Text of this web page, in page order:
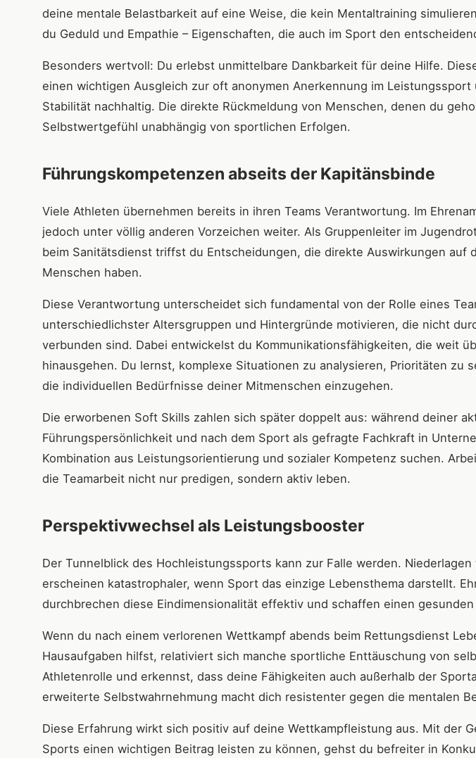
deine mentale Belastbarkeit auf eine Weise, die kein Mentaltraining
du Geduld und Empathie – Eigenschaften, die auch im Sport den
Besonders wertvoll: Du erlebst unmittelbare Dankbarkeit für deine Hilfe.
einen wichtigen Ausgleich zur oft anonymen Anerkennung im
Stabilität nachhaltig. Die direkte Rückmeldung von Menschen, denen du
Selbstwertgefühl unabhängig von sportlichen Erfolgen.
Führungskompetenzen abseits der Kapitänsbinde
Viele Athleten übernehmen bereits in ihren Teams Verantwortung. Im
jedoch unter völlig anderen Vorzeichen weiter. Als Gruppenleiter im
beim Sanitätsdienst triffst du Entscheidungen, die direkte Auswirkungen auf
Menschen haben.
Diese Verantwortung unterscheidet sich fundamental von der Rolle eines
unterschiedlichster Altersgruppen und Hintergründe motivieren, die nicht
verbunden sind. Dabei entwickelst du Kommunikationsfähigkeiten, die weit
hinausgehen. Du lernst, komplexe Situationen zu analysieren, Prioritäten zu
die individuellen Bedürfnisse deiner Mitmenschen einzugehen.
Die erworbenen Soft Skills zahlen sich später doppelt aus: während deiner
Führungspersönlichkeit und nach dem Sport als gefragte Fachkraft in
Kombination aus Leistungsorientierung und sozialer Kompetenz suchen.
die Teamarbeit nicht nur predigen, sondern aktiv leben.
Perspektivwechsel als Leistungsbooster
Der Tunnelblick des Hochleistungssports kann zur Falle werden.
erscheinen katastrophaler, wenn Sport das einzige Lebensthema darstellt.
durchbrechen diese Eindimensionalität effektiv und schaffen einen
Wenn du nach einem verlorenen Wettkampf abends beim Rettungsdienst
Hausaufgaben hilfst, relativiert sich manche sportliche Enttäuschung von
Athletenrolle und erkennst, dass deine Fähigkeiten auch außerhalb der
erweiterte Selbstwahrnehmung macht dich resistenter gegen die mentalen
Diese Erfahrung wirkt sich positiv auf deine Wettkampfleistung aus. Mit der
Sports einen wichtigen Beitrag leisten zu können, gehst du befreiter in